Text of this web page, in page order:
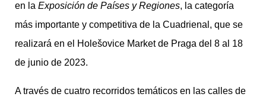
en la Exposición de Países y Regiones, la categoría
más importante y competitiva de la Cuadrienal, que se
realizará en el Holešovice Market de Praga del 8 al 18
de junio de 2023.
A través de cuatro recorridos temáticos en las calles de